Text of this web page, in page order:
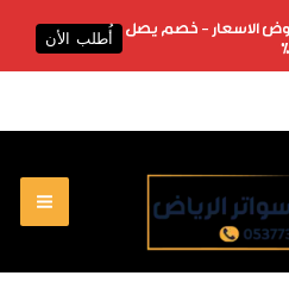
الاسعار - خصم يصل أُطلب الأن